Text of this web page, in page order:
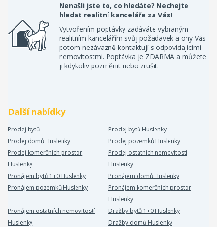
Nenašli jste to, co hledáte? Nechejte
hledat realitní kanceláře za Vás!
Vytvořením poptávky zadáváte vybraným
realitním kancelářím svůj požadavek a ony Vás
potom nezávazně kontaktují s odpovídajícími
nemovitostmi. Poptávka je ZDARMA a můžete
ji kdykoliv pozměnit nebo zrušit.
Další nabídky
Prodej bytů
Prodej bytů Huslenky
Prodej domů Huslenky
Prodej pozemků Huslenky
Prodej komerčních prostor
Huslenky
Prodej ostatních nemovitostí
Huslenky
Pronájem bytů 1+0 Huslenky
Pronájem domů Huslenky
Pronájem pozemků Huslenky
Pronájem komerčních prostor
Huslenky
Pronájem ostatních nemovitostí
Huslenky
Dražby bytů 1+0 Huslenky
Dražby domů Huslenky